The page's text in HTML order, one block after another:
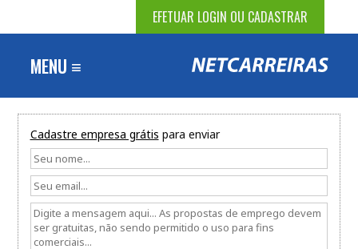
EFETUAR LOGIN OU CADASTRAR
MENU ≡
Cadastre empresa grátis para enviar